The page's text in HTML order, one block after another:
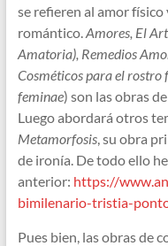
se refieren al amor
romántico. Amores, El
Amatoria), Remedios
Cosméticos para el rostro
feminae) son las obras
Luego abordará otros
Metamorfosis, su obra
de ironía. De todo ello
anterior: https://
bimilenario-tristia-
Pues bien, las obras de